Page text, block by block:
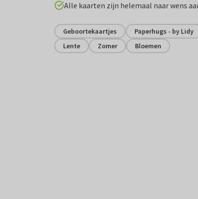
Alle kaarten zijn helemaal naar wens
Geboortekaartjes Paperhugs - by Lidy
Lente
Zomer Bloemen